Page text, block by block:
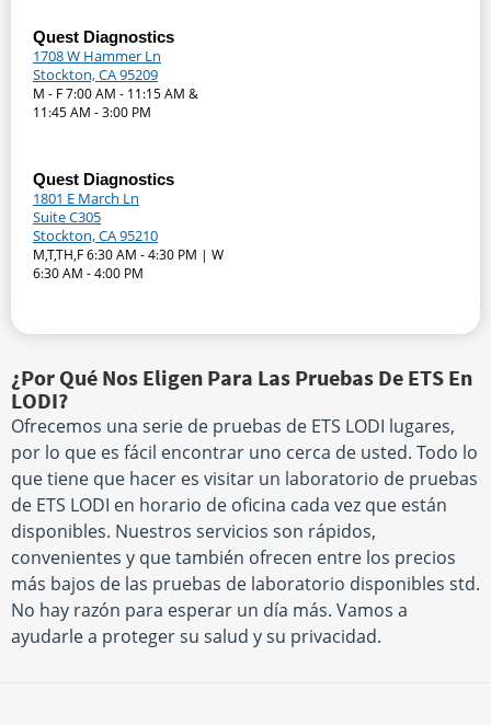
Quest Diagnostics
1708 W Hammer Ln
Stockton, CA 95209
M - F 7:00 AM - 11:15 AM &
11:45 AM - 3:00 PM
Quest Diagnostics
1801 E March Ln
Suite C305
Stockton, CA 95210
M,T,TH,F 6:30 AM - 4:30 PM | W
6:30 AM - 4:00 PM
¿Por Qué Nos Eligen Para Las Pruebas De ETS En
LODI?
Ofrecemos una serie de pruebas de ETS LODI lugares,
por lo que es fácil encontrar uno cerca de usted. Todo lo
que tiene que hacer es visitar un laboratorio de pruebas
de ETS LODI en horario de oficina cada vez que están
disponibles. Nuestros servicios son rápidos,
convenientes y que también ofrecen entre los precios
más bajos de las pruebas de laboratorio disponibles std.
No hay razón para esperar un día más. Vamos a
ayudarle a proteger su salud y su privacidad.